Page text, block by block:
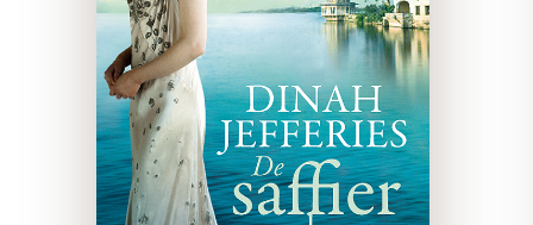
en haar man Elliot lijken een
stel te zijn dat alles heeft; zij
is de dochter van een
succesvolle Britse juwelier,
hij een charmante zakenman
vol …